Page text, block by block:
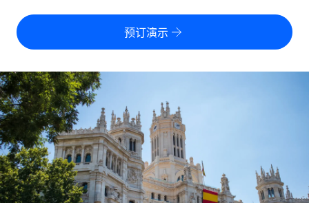
零实体成本实现全球扩张
全球合规聘用合同工
合同工管理
全球合同工入职与管理
PEO
外包复杂雇佣任务
美国各州浏览器
Remote 无惧对比
了解我们的竞争优势
成长阶段
初创企业
为成长型企业量身打造的全球敏捷型人力资源与薪资解决方案
工具与计算器
误分类风险计算工具
员工成本计算器
计算任何国家的员工总成本
合同工薪酬结算计算器
探索全球合同工的结算货币选项与结算速度
通过 REMOTE 学习
定价
中文（简体）
English
Nederlands
Français
登录
预订演示